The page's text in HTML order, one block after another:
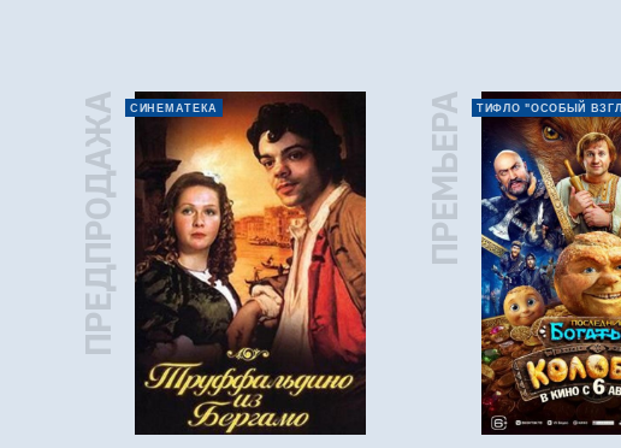
ПРЕДПРОДАЖА СИНЕМАТЕКА ПРЕМЬЕРА ТИФЛО "ОСОБЫЙ